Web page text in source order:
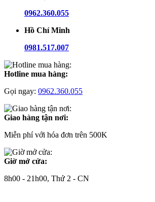
0962.360.055
Hồ Chí Minh
0981.517.007
Hotline mua hàng:
Gọi ngay: 0962.360.055
Giao hàng tận nơi:
Miễn phí với hóa đơn trên 500K
Giờ mở cửa:
8h00 - 21h00, Thứ 2 - CN